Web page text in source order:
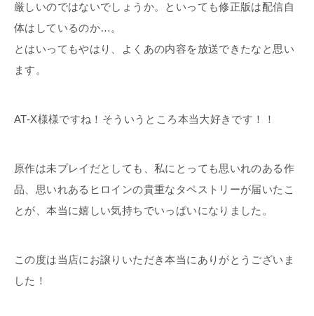
厳しいのではないでしょうか。といっても修正版は配信自
体はしているのか…。
とはいってもやはり、よくあの内容を放送できたなと思い
ます。
AT-X様様ですね！そういうところ本当大好きです！！
原作は未プレイだとしても、私にとっても思いれのある作
品、思いれあるヒロインの貴重なタペストリーが届いたこ
とが、本当に嬉しい気持ちでいっぱいになりました。
この度は当店にお譲りいただき本当にありがとうございま
した！